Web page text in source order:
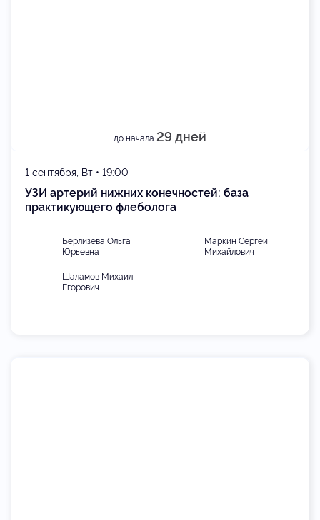
до начала 29 дней
Берлизева Ольга
Юрьевна
Маркин Сергей
Михайлович
Шаламов Михаил
Егорович
1 сентября, Вт • 19:00
УЗИ артерий нижних конечностей: база
практикующего флеболога